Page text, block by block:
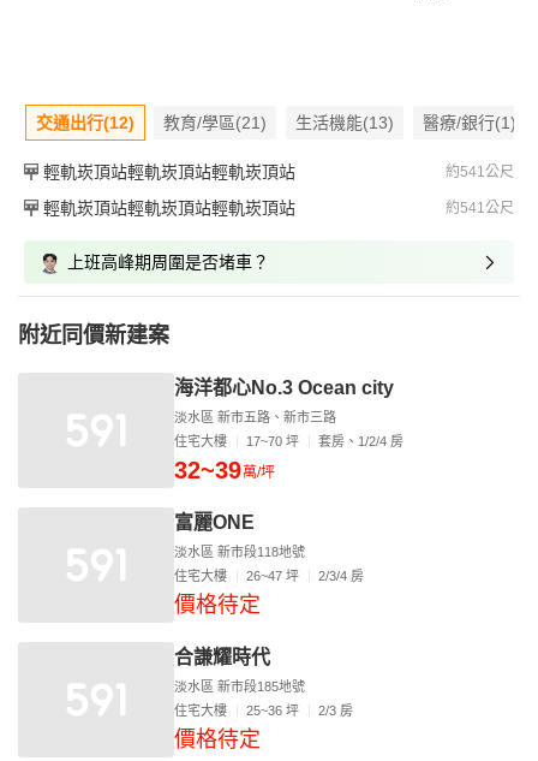
交通出行(12) 教育/學區(21) 生活機能(13) 醫療/銀行(1)
輕軌崁頂站輕軌崁頂站輕軌崁頂站 約541公尺
輕軌崁頂站輕軌崁頂站輕軌崁頂站 約541公尺
上班高峰期周圍是否堵車？
附近同價新建案
海洋都心No.3 Ocean city
淡水區 新市五路、新市三路
住宅大樓
17~70 坪 套房、1/2/4 房
32~39萬/坪
富麗ONE
淡水區 新市段118地號
住宅大樓
26~47 坪 2/3/4 房
價格待定
合謙耀時代
淡水區 新市段185地號
住宅大樓
25~36 坪 2/3 房
價格待定